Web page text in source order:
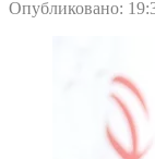
Опубликовано: